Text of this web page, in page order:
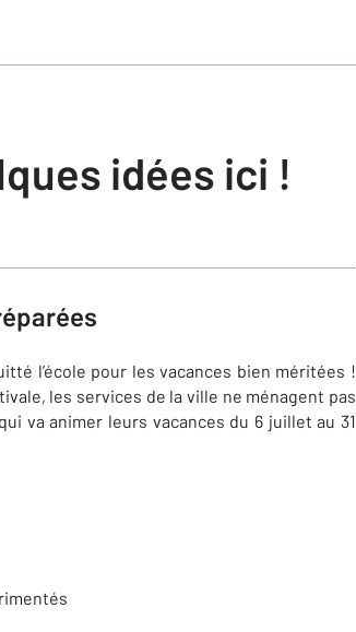
idées ici !
l’école pour les vacances bien méritées !
les services de la ville ne ménagent pas
va animer leurs vacances du 6 juillet au 31